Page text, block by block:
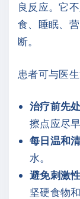
良反应。它
食、睡眠、
断。
患者可与医
治疗前先
擦点应尽早
每日温和
水。
避免刺激
坚硬食物